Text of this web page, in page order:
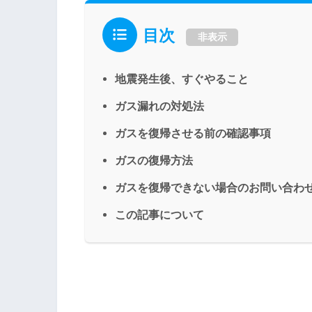
目次 非表示
地震発生後、すぐやること
ガス漏れの対処法
ガスを復帰させる前の確認事項
ガスの復帰方法
ガスを復帰できない場合のお問い合わ
この記事について